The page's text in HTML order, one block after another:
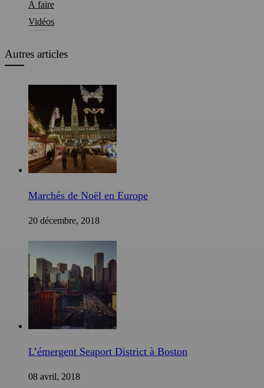
À faire
Vidéos
Autres articles
Marchés de Noël en Europe
20 décembre, 2018
L’émergent Seaport District à Boston
08 avril, 2018